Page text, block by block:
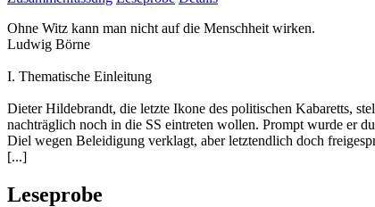
Ohne Witz kann man nicht auf die Menschheit wirken.
Ludwig Börne
I. Thematische Einleitung
Dieter Hildebrandt, die letzte Ikone des politischen Kabaretts,
nachträglich noch in die SS eintreten wollen. Prompt wurde er
Diel wegen Beleidigung verklagt, aber letztendlich doch
[...]
Leseprobe